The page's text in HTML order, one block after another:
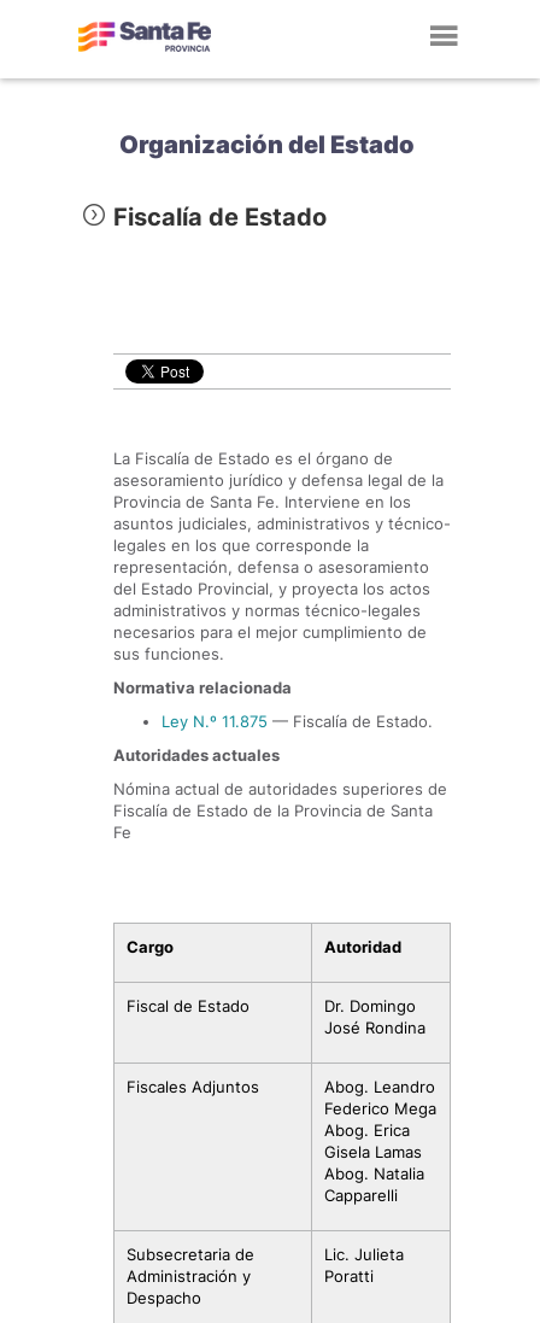
Organización del Estado
Fiscalía de Estado
La Fiscalía de Estado es el órgano de
asesoramiento jurídico y defensa legal de la
Provincia de Santa Fe. Interviene en los
asuntos judiciales, administrativos y técnico-
legales en los que corresponde la
representación, defensa o asesoramiento
del Estado Provincial, y proyecta los actos
administrativos y normas técnico-legales
necesarios para el mejor cumplimiento de
sus funciones.
Normativa relacionada
Ley N.º 11.875 — Fiscalía de Estado.
Autoridades actuales
Nómina actual de autoridades superiores de
Fiscalía de Estado de la Provincia de Santa
Fe
Cargo Autoridad
Fiscal de Estado
Dr. Domingo
José Rondina
Fiscales Adjuntos
Abog. Leandro
Federico Mega
Abog. Erica
Gisela Lamas
Abog. Natalia
Capparelli
Subsecretaria de
Administración y
Despacho
Lic. Julieta
Poratti